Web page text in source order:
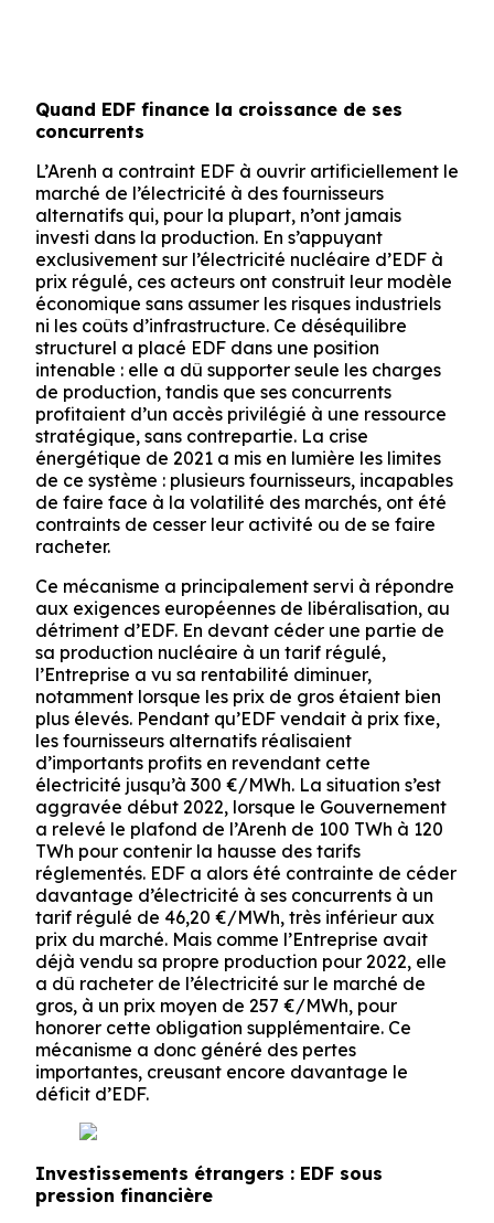
Quand EDF finance la croissance de ses
concurrents
L’Arenh a contraint EDF à ouvrir artificiellement le
marché de l’électricité à des fournisseurs
alternatifs qui, pour la plupart, n’ont jamais
investi dans la production. En s’appuyant
exclusivement sur l’électricité nucléaire d’EDF à
prix régulé, ces acteurs ont construit leur modèle
économique sans assumer les risques industriels
ni les coûts d’infrastructure. Ce déséquilibre
structurel a placé EDF dans une position
intenable : elle a dû supporter seule les charges
de production, tandis que ses concurrents
profitaient d’un accès privilégié à une ressource
stratégique, sans contrepartie. La crise
énergétique de 2021 a mis en lumière les limites
de ce système : plusieurs fournisseurs, incapables
de faire face à la volatilité des marchés, ont été
contraints de cesser leur activité ou de se faire
racheter.
Ce mécanisme a principalement servi à répondre
aux exigences européennes de libéralisation, au
détriment d’EDF. En devant céder une partie de
sa production nucléaire à un tarif régulé,
l’Entreprise a vu sa rentabilité diminuer,
notamment lorsque les prix de gros étaient bien
plus élevés. Pendant qu’EDF vendait à prix fixe,
les fournisseurs alternatifs réalisaient
d’importants profits en revendant cette
électricité jusqu’à 300 €/MWh. La situation s’est
aggravée début 2022, lorsque le Gouvernement
a relevé le plafond de l’Arenh de 100 TWh à 120
TWh pour contenir la hausse des tarifs
réglementés. EDF a alors été contrainte de céder
davantage d’électricité à ses concurrents à un
tarif régulé de 46,20 €/MWh, très inférieur aux
prix du marché. Mais comme l’Entreprise avait
déjà vendu sa propre production pour 2022, elle
a dû racheter de l’électricité sur le marché de
gros, à un prix moyen de 257 €/MWh, pour
honorer cette obligation supplémentaire. Ce
mécanisme a donc généré des pertes
importantes, creusant encore davantage le
déficit d’EDF.
Investissements étrangers : EDF sous
pression financière